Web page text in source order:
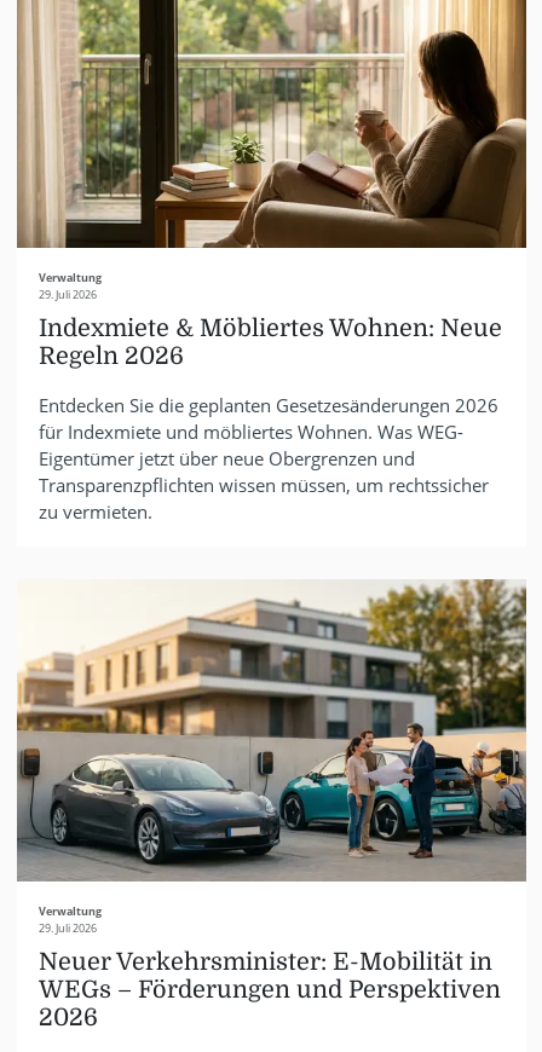
Verwaltung
29. Juli 2026
Indexmiete & Möbliertes Wohnen: Neue
Regeln 2026
Entdecken Sie die geplanten Gesetzesänderungen 2026
für Indexmiete und möbliertes Wohnen. Was WEG-
Eigentümer jetzt über neue Obergrenzen und
Transparenzpflichten wissen müssen, um rechtssicher
zu vermieten.
Verwaltung
29. Juli 2026
Neuer Verkehrsminister: E-Mobilität in
WEGs – Förderungen und Perspektiven
2026